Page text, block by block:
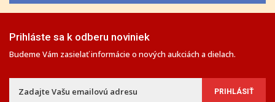
Prihláste sa k odberu noviniek
Budeme Vám zasielať informácie o nových aukciách a dielach.